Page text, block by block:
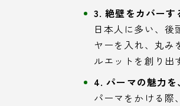
3. 絶壁をカバーす
日本人に多い、
ヤーを入れ、丸み
ルエットを創り出
4. パーマの魅力を
パーマをかける際